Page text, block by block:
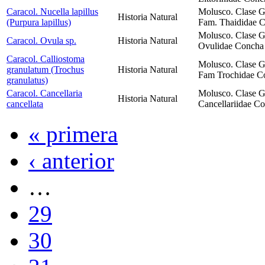
Caracol. Nucella lapillus
(Purpura lapillus)
Historia Natural
Molusco. Clase
Fam. Thaididae
Caracol. Ovula sp.
Historia Natural
Molusco. Clase
Ovulidae
Caracol. Calliostoma
granulatum (Trochus
granulatus)
Historia Natural
Molusco. Clase
Fam Trochidae
Caracol. Cancellaria
cancellata
Historia Natural
Molusco. Clase
Cancellariidae
« primera
‹ anterior
…
29
30